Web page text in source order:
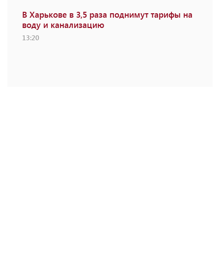
В Харькове в 3,5 раза поднимут тарифы на
воду и канализацию
13:20